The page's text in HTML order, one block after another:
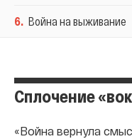
6. Война на выживание
Сплочение
«Война вернула